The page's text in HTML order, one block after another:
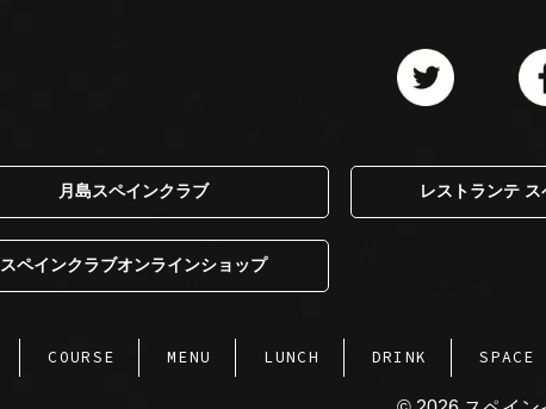
月島スペインクラブ レストランテ
スペインクラブオンラインショップ
COURSE MENU LUNCH DRINK SPACE